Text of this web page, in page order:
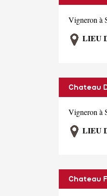
Vigneron à
LIEU
Chateau
Vigneron à
LIEU
Chateau